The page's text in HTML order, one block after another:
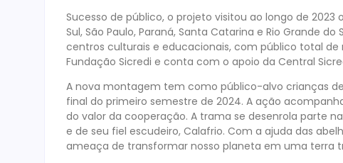
Sucesso de público, o projeto visitou ao longo de 2023
Sul, São Paulo, Paraná, Santa Catarina e Rio Grande
centros culturais e educacionais, com público total de
Fundação Sicredi e conta com o apoio da Central
A nova montagem tem como público-alvo crianças de
final do primeiro semestre de 2024. A ação
do valor da cooperação. A trama se desenrola parte
e de seu fiel escudeiro, Calafrio. Com a ajuda das
ameaça de transformar nosso planeta em uma terra